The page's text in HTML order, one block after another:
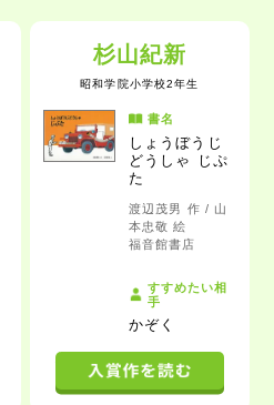
杉山紀新
昭和学院小学校2年生
書名
しょうぼうじ
どうしゃ じぷ
た
渡辺茂男 作 / 山
本忠敬 絵
福音館書店
すすめたい相
手
かぞく